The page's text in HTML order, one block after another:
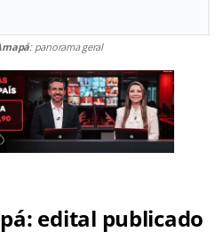
: panorama geral
edital publicado